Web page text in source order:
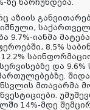
ნარჩუნდება.
აზიის
9.7%-იანმა
8.5%
და
მთავარმა
14%-მდე